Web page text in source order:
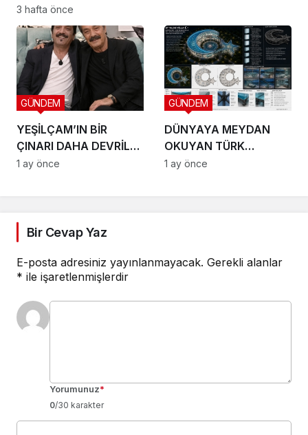
AYINDA SETE ÇIKIYOR
3 hafta önce
YEŞİLÇAM’IN BİR
ÇINARI DAHA DEVRİLDİ:
HOŞÇA KAL CANIM
GÜNDEM
1 ay önce
DÜNYAYA MEYDAN
OKUYAN TÜRK
VİZYONU TEKNOPOLL
GÜNDEM
1 ay önce
Bir Cevap Yaz
E-posta adresiniz yayınlanmayacak. Gerekli alanlar
* ile işaretlenmişlerdir
Yorumunuz*
0/30 karakter